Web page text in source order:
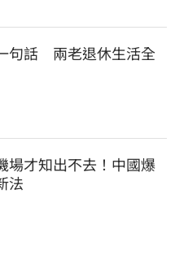
句話　兩老退休生活全
場才知出不去！中國爆
法